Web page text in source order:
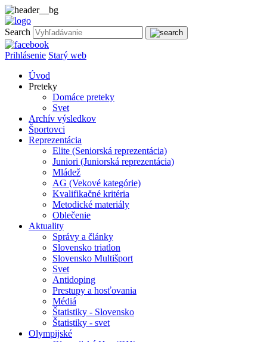
Search
Prihlásenie Starý web
Úvod
Preteky
Domáce preteky
Svet
Archív výsledkov
Športovci
Reprezentácia
Elite (Seniorská reprezentácia)
Juniori (Juniorská reprezentácia)
Mládež
AG (Vekové kategórie)
Kvalifikačné kritéria
Metodické materiály
Oblečenie
Aktuality
Správy a články
Slovensko triatlon
Slovensko Multišport
Svet
Antidoping
Prestupy a hosťovania
Médiá
Štatistiky - Slovensko
Štatistiky - svet
Olympijské